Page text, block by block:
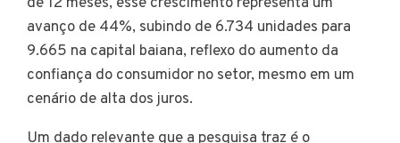
avanço de 44%, subindo de 6.734 unidades para
9.665 na capital baiana, reflexo do aumento da
confiança do consumidor no setor, mesmo em um
cenário de alta dos juros.
Um dado relevante que a pesquisa traz é o